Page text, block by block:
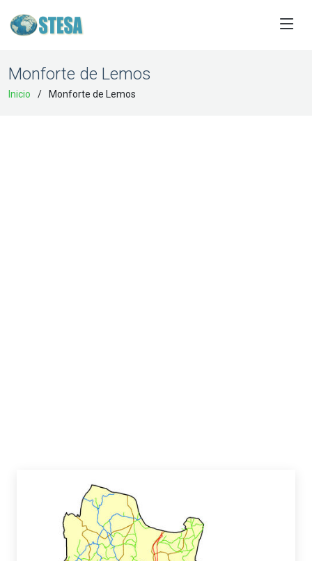
Monforte de Lemos
Inicio Monforte de Lemos